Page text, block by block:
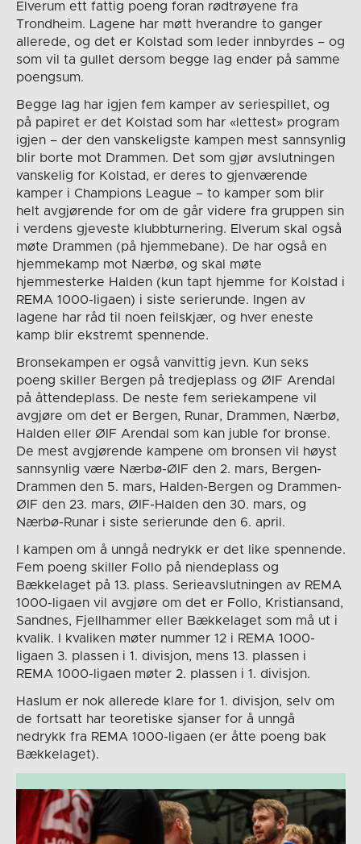
Elverum ett fattig poeng foran rødtrøyene fra
Trondheim. Lagene har møtt hverandre to ganger
allerede, og det er Kolstad som leder innbyrdes – og
som vil ta gullet dersom begge lag ender på samme
poengsum.
Begge lag har igjen fem kamper av seriespillet, og
på papiret er det Kolstad som har «lettest» program
igjen – der den vanskeligste kampen mest sannsynlig
blir borte mot Drammen. Det som gjør avslutningen
vanskelig for Kolstad, er deres to gjenværende
kamper i Champions League – to kamper som blir
helt avgjørende for om de går videre fra gruppen sin
i verdens gjeveste klubbturnering. Elverum skal også
møte Drammen (på hjemmebane). De har også en
hjemmekamp mot Nærbø, og skal møte
hjemmesterke Halden (kun tapt hjemme for Kolstad i
REMA 1000-ligaen) i siste serierunde. Ingen av
lagene har råd til noen feilskjær, og hver eneste
kamp blir ekstremt spennende.
Bronsekampen er også vanvittig jevn. Kun seks
poeng skiller Bergen på tredjeplass og ØIF Arendal
på åttendeplass. De neste fem seriekampene vil
avgjøre om det er Bergen, Runar, Drammen, Nærbø,
Halden eller ØIF Arendal som kan juble for bronse.
De mest avgjørende kampene om bronsen vil høyst
sannsynlig være Nærbø-ØIF den 2. mars, Bergen-
Drammen den 5. mars, Halden-Bergen og Drammen-
ØIF den 23. mars, ØIF-Halden den 30. mars, og
Nærbø-Runar i siste serierunde den 6. april.
I kampen om å unngå nedrykk er det like spennende.
Fem poeng skiller Follo på niendeplass og
Bækkelaget på 13. plass. Serieavslutningen av REMA
1000-ligaen vil avgjøre om det er Follo, Kristiansand,
Sandnes, Fjellhammer eller Bækkelaget som må ut i
kvalik. I kvaliken møter nummer 12 i REMA 1000-
ligaen 3. plassen i 1. divisjon, mens 13. plassen i
REMA 1000-ligaen møter 2. plassen i 1. divisjon.
Haslum er nok allerede klare for 1. divisjon, selv om
de fortsatt har teoretiske sjanser for å unngå
nedrykk fra REMA 1000-ligaen (er åtte poeng bak
Bækkelaget).